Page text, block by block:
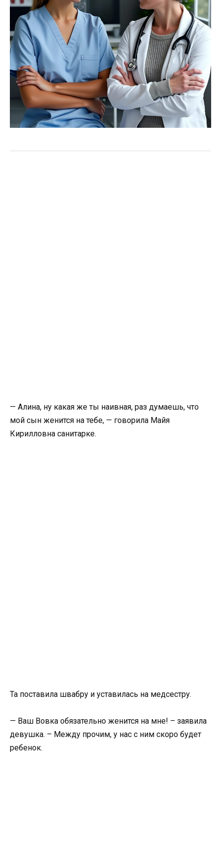
— Алина, ну какая же ты наивная, раз думаешь, что
мой сын женится на тебе, — говорила Майя
Кирилловна санитарке.
Та поставила швабру и уставилась на медсестру.
— Ваш Вовка обязательно женится на мне! – заявила
девушка. – Между прочим, у нас с ним скоро будет
ребенок.